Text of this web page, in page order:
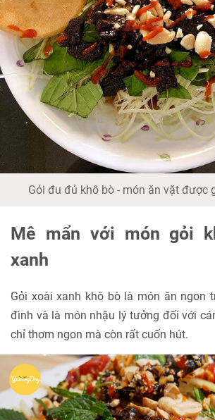
Gỏi đu đủ khô bò - món ăn vặt được
Mê mẩn với món gỏi
xanh
Gỏi xoài xanh khô bò là món ăn ngon
đình và là món nhậu lý tưởng đối với
chỉ thơm ngon mà còn rất cuốn hút.